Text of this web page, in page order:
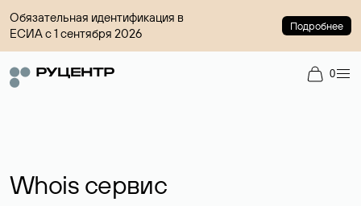
Обязательная идентификация в
ЕСИА с 1 сентября 2026
Подробнее
0
Whois сервис